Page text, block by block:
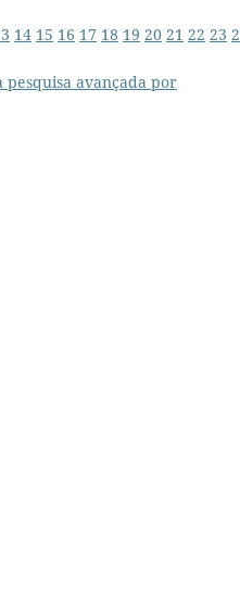
14 15 16 17 18 19 20 21 22 23
avançada por